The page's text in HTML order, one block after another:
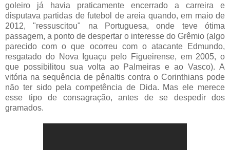
goleiro já havia praticamente encerrado a carreira e
disputava partidas de futebol de areia quando, em maio de
2012, "ressuscitou" na Portuguesa, onde teve ótima
passagem, a ponto de despertar o interesse do Grêmio (algo
parecido com o que ocorreu com o atacante Edmundo,
resgatado do Nova Iguaçu pelo Figueirense, em 2005, o
que possibilitou sua volta ao Palmeiras e ao Vasco). A
vitória na sequência de pênaltis contra o Corinthians pode
não ter sido pela competência de Dida. Mas ele merece
esse tipo de consagração, antes de se despedir dos
gramados.